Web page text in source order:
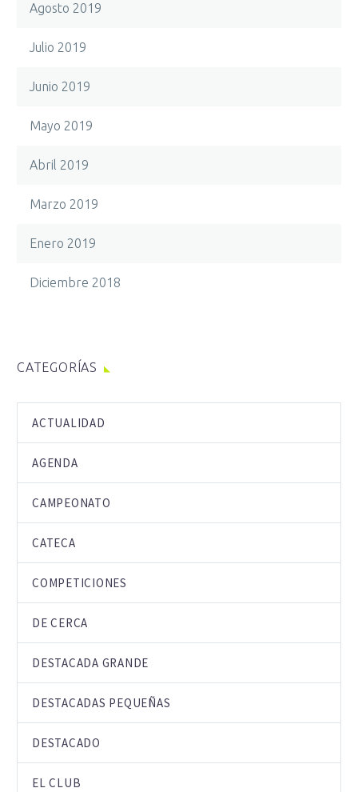
Agosto 2019
Julio 2019
Junio 2019
Mayo 2019
Abril 2019
Marzo 2019
Enero 2019
Diciembre 2018
CATEGORÍAS
ACTUALIDAD
AGENDA
CAMPEONATO
CATECA
COMPETICIONES
DE CERCA
DESTACADA GRANDE
DESTACADAS PEQUEÑAS
DESTACADO
EL CLUB